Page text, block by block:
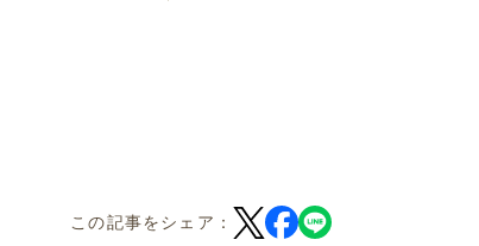
この記事をシェア：